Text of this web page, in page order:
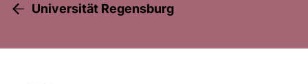
Universität Regensburg